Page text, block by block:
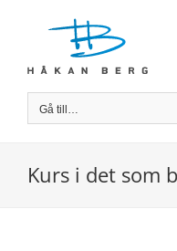
Gå till…
Kurs i det som